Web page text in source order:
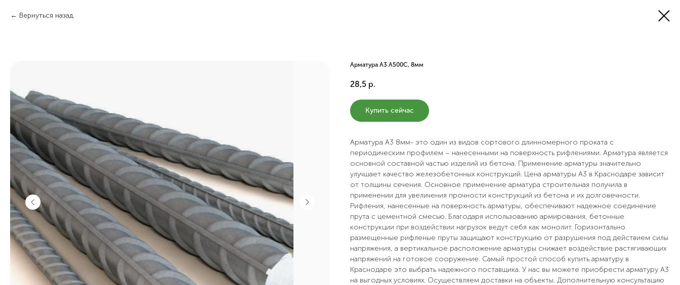
Вернуться назад
Арматура А3 А500С, 8мм
28,5 р.
Купить сейчас
Арматура А3 8мм- это один из видов сортового длинномерного проката с
периодическим профилем – нанесенными на поверхность рифлениями. Арматура является
основной составной частью изделий из бетона. Применение арматуры значительно
улучшает качество железобетонных конструкций. Цена арматуры А3 в Краснодаре зависит
от толщины сечения. Основное применение арматура строительная получила в
применении для увеличения прочности конструкций из бетона и их долговечности.
Рифления, нанесенные на поверхность арматуры, обеспечивают надежное соединение
прута с цементной смесью. Благодаря использованию армирования, бетонные
конструкции при воздействии нагрузок ведут себя как монолит. Горизонтально
размещенные рифленые пруты защищают конструкцию от разрушения под действием силы
напряжения, а вертикальное расположение арматуры снижает воздействие растягивающих
напряжений на готовое сооружение. Самый простой способ купить арматуру в
Краснодаре это выбрать надежного поставщика. У нас вы можете приобрести арматуру А3
на выгодных условиях. Осуществляем доставки на объекты. Дополнительную консультацию